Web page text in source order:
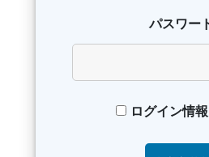
パスワー
ログイン情